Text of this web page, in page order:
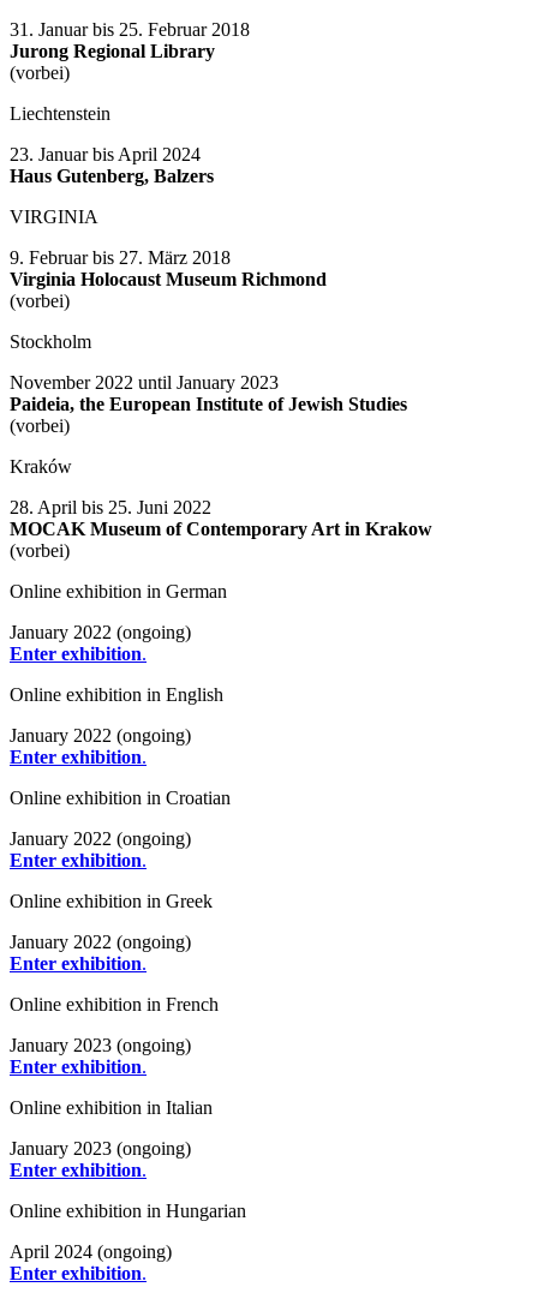
31. Januar bis 25. Februar 2018
Jurong Regional Library
(vorbei)
Liechtenstein
23. Januar bis April 2024
Haus Gutenberg, Balzers
VIRGINIA
9. Februar bis 27. März 2018
Virginia Holocaust Museum Richmond
(vorbei)
Stockholm
November 2022 until January 2023
Paideia, the European Institute of Jewish Studies
(vorbei)
Kraków
28. April bis 25. Juni 2022
MOCAK Museum of Contemporary Art in Krakow
(vorbei)
Online exhibition in German
January 2022 (ongoing)
Enter exhibition.
Online exhibition in English
January 2022 (ongoing)
Enter exhibition.
Online exhibition in Croatian
January 2022 (ongoing)
Enter exhibition.
Online exhibition in Greek
January 2022 (ongoing)
Enter exhibition.
Online exhibition in French
January 2023 (ongoing)
Enter exhibition.
Online exhibition in Italian
January 2023 (ongoing)
Enter exhibition.
Online exhibition in Hungarian
April 2024 (ongoing)
Enter exhibition.